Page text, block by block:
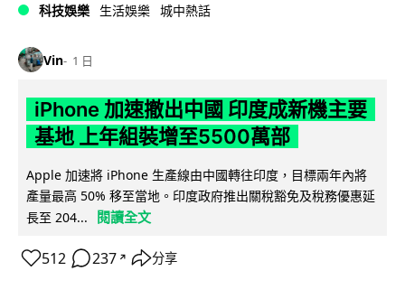
科技娛樂 生活娛樂 城中熱話
Vin 1 日
iPhone 加速撤出中國 印度成新機主要
基地 上年組裝增至5500萬部
Apple 加速將 iPhone 生產線由中國轉往印度，目標兩年內將
產量最高 50% 移至當地。印度政府推出關稅豁免及稅務優惠延
長至 204...
閱讀全文
512 237 ↗ 分享